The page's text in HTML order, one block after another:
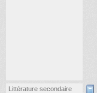
Littérature secondaire